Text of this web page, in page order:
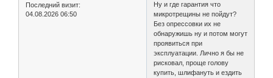
Последний визит:
04.08.2026 06:50
Ну и где гарантия что
микротрещины не пойдут?
Без опрессовки их не
обнаружишь ну и потом могут
проявиться при
эксплуатации. Лично я бы не
рисковал, проще голову
купить, шлифануть и ездить